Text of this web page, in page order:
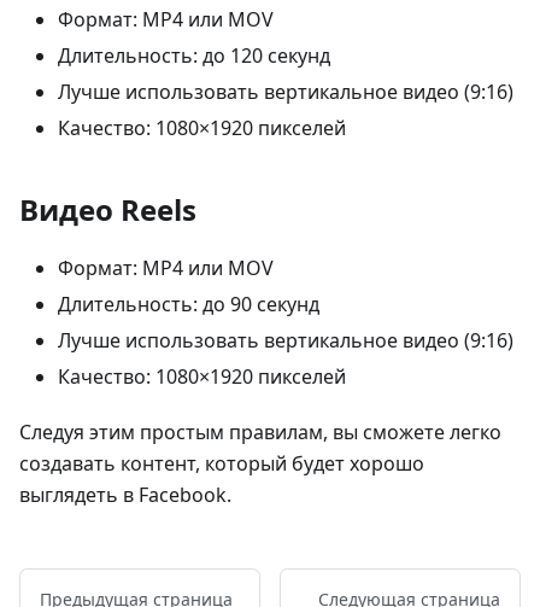
Формат: MP4 или MOV
Длительность: до 120 секунд
Лучше использовать вертикальное видео (9:16)
Качество: 1080×1920 пикселей
Видео Reels
Формат: MP4 или MOV
Длительность: до 90 секунд
Лучше использовать вертикальное видео (9:16)
Качество: 1080×1920 пикселей
Следуя этим простым правилам, вы сможете легко
создавать контент, который будет хорошо
выглядеть в Facebook.
Предыдущая страница Следующая страница